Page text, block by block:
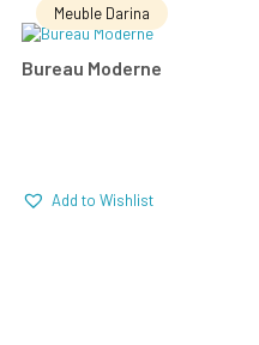
Meuble Darina
Bureau Moderne
Add to Wishlist